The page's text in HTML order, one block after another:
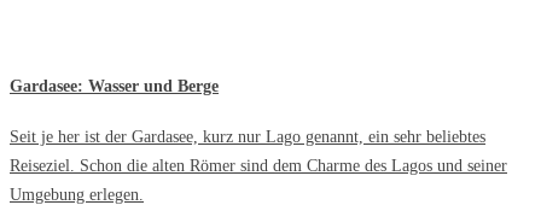
Gardasee: Wasser und Berge
Seit je her ist der Gardasee, kurz nur Lago genannt, ein sehr beliebtes
Reiseziel. Schon die alten Römer sind dem Charme des Lagos und seiner
Umgebung erlegen.